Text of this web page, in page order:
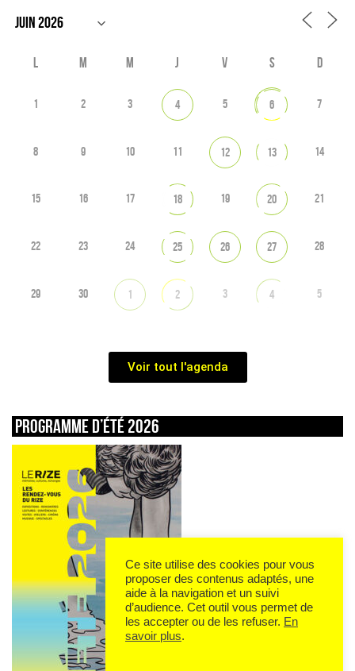
L M M J V S D
1 2 3 4 5 6 7
8 9 10 11 12 13 14
15 16 17 18 19 20 21
22 23 24 25 26 27 28
29 30 1 2 3 4 5
Voir tout l'agenda
Programme d’été 2026
Ce site utilise des cookies pour vous
proposer des contenus adaptés, une
aide à la navigation et un suivi
d’audience. Cet outil vous permet de
les accepter ou de les refuser. En
savoir plus.